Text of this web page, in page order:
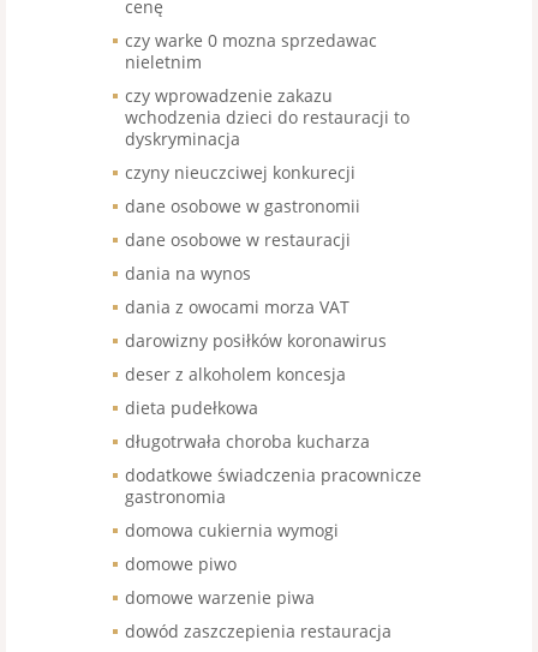
cenę
czy warke 0 mozna sprzedawac
nieletnim
czy wprowadzenie zakazu
wchodzenia dzieci do restauracji to
dyskryminacja
czyny nieuczciwej konkurecji
dane osobowe w gastronomii
dane osobowe w restauracji
dania na wynos
dania z owocami morza VAT
darowizny posiłków koronawirus
deser z alkoholem koncesja
dieta pudełkowa
długotrwała choroba kucharza
dodatkowe świadczenia pracownicze
gastronomia
domowa cukiernia wymogi
domowe piwo
domowe warzenie piwa
dowód zaszczepienia restauracja